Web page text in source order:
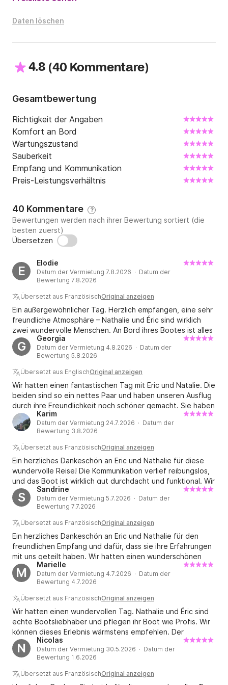
Sie können mich gerne über den Messenger unter
Ihr Kapitän Eric und seine Crewkollegin Nathalie.
Daten löschen
4.8 (40 Kommentare)
Gesamtbewertung
Richtigkeit der Angaben
Komfort an Bord
Wartungszustand
Sauberkeit
Empfang und Kommunikation
Preis-Leistungsverhältnis
40 Kommentare ?
Bewertungen werden nach ihrer Bewertung sortiert (die
besten zuerst)
Übersetzen
E
Elodie
Datum der Vermietung 7.8.2026 · Datum der
Bewertung 7.8.2026
Übersetzt aus FranzösischOriginal anzeigen
Ein außergewöhnlicher Tag. Herzlich empfangen, eine sehr
freundliche Atmosphäre – Nathalie und Éric sind wirklich
zwei wundervolle Menschen. An Bord ihres Bootes ist alles
vorhanden, um jedem ein unvergessliches Erlebnis zu
ermöglichen. Sie kümmern sich unglaublich liebevoll um die
Kinder. Nathalie hat mit viel Liebe Fruchtsäfte und einen
Aperitif für uns zubereitet. Beide haben sich die Zeit
genommen, uns die Funktionsweise des Bootes zu
erklären, den Kindern Knoten beizubringen und dafür zu
sorgen, dass sie sicher schwimmen konnten. So wurde es
ein Tag, den wir so schnell nicht vergessen werden.
Zögern Sie nicht zu buchen; wir können es uneingeschränkt
empfehlen. Vielen Dank an Nathalie und Éric; wir kommen
sehr gerne wieder. Nochmals vielen Dank für alles.
G
Georgia
Datum der Vermietung 4.8.2026 · Datum der
Bewertung 5.8.2026
Übersetzt aus EnglischOriginal anzeigen
Wir hatten einen fantastischen Tag mit Eric und Natalie. Die
beiden sind so ein nettes Paar und haben unseren Ausflug
durch ihre Freundlichkeit noch schöner gemacht. Sie haben
so viele tolle Geschichten von ihren Weltreisen mit ihrem
Segelboot zu erzählen! Vielen Dank! ☺️
Karim
Datum der Vermietung 24.7.2026 · Datum der
Bewertung 3.8.2026
Übersetzt aus FranzösischOriginal anzeigen
Ein herzliches Dankeschön an Eric und Nathalie für diese
wundervolle Reise! Die Kommunikation verlief reibungslos,
und das Boot ist wirklich gut durchdacht und funktional. Wir
haben die entspannte und lockere Atmosphäre an Bord
sehr genossen – genau das, was wir uns gewünscht hatten.
Es war eine großartige Gelegenheit, die spanische Küste
zu entdecken, die sich ihren wilden und wunderschönen
Charakter bewahrt hat, fernab der Touristenmassen.
Nochmals vielen Dank euch beiden für eure
Gastfreundschaft und allzeit gute Fahrt! ⛵️
S
Sandrine
Datum der Vermietung 5.7.2026 · Datum der
Bewertung 7.7.2026
Übersetzt aus FranzösischOriginal anzeigen
Ein herzliches Dankeschön an Eric und Nathalie für den
freundlichen Empfang und dafür, dass sie ihre Erfahrungen
mit uns geteilt haben. Wir hatten einen wunderschönen
Segeltag. Wir kommen ganz bestimmt wieder!
M
Marielle
Datum der Vermietung 4.7.2026 · Datum der
Bewertung 4.7.2026
Übersetzt aus FranzösischOriginal anzeigen
Wir hatten einen wundervollen Tag. Nathalie und Éric sind
echte Bootsliebhaber und pflegen ihr Boot wie Profis. Wir
können dieses Erlebnis wärmstens empfehlen. Der
herzliche Empfang, der Komfort an Bord – alles war
erstklassig. Wir kommen ganz bestimmt wieder, denn es
war ein unvergesslicher Tag. Vielen Dank!
N
Nicolas
Datum der Vermietung 30.5.2026 · Datum der
Bewertung 1.6.2026
Übersetzt aus FranzösischOriginal anzeigen